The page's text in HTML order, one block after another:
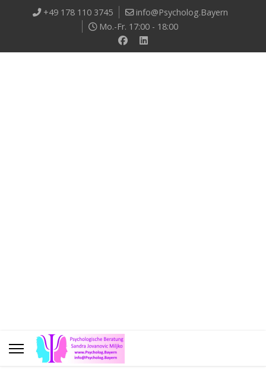
+49 178 110 3745
info@Psycholog.Bayern
Mo.-Fr. 17:00 - 18:00